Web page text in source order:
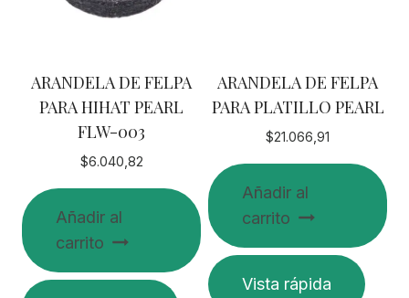
ARANDELA DE FELPA
PARA HIHAT PEARL
FLW-003
$6.040,82
Añadir al
carrito
ARANDELA DE FELPA
PARA PLATILLO PEARL
$21.066,91
Añadir al
carrito
Vista rápida